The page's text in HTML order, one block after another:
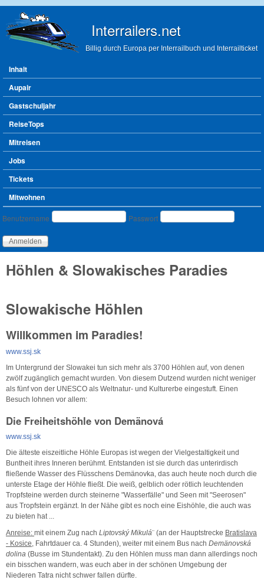
Interrailers.net
Billig durch Europa per Interrailbuch und Interrailticket
Hauptmenü
Inhalt
Aupair
Gastschuljahr
ReiseTops
Mitreisen
Jobs
Tickets
Mitwohnen
Benutzeranmeldung
Benutzername Passwort
Höhlen & Slowakisches Paradies
Slowakische Höhlen
Willkommen im Paradies!
www.ssj.sk
Im Untergrund der Slowakei tun sich mehr als 3700 Höhlen auf, von denen
zwölf zugänglich gemacht wurden. Von diesem Dutzend wurden nicht weniger
als fünf von der UNESCO als Weltnatur- und Kulturerbe eingestuft. Einen
Besuch lohnen vor allem:
Die Freiheitshöhle von Demänová
www.ssj.sk
Die älteste eiszeitliche Höhle Europas ist wegen der Vielgestaltigkeit und
Buntheit ihres Inneren berühmt. Entstanden ist sie durch das unterirdisch
fließende Wasser des Flüsschens Demänovka, das auch heute noch durch die
unterste Etage der Höhle fließt. Die weiß, gelblich oder rötlich leuchtenden
Tropfsteine werden durch steinerne "Wasserfälle" und Seen mit "Seerosen"
aus Tropfstein ergänzt. In der Nähe gibt es noch eine Eishöhle, die auch was
zu bieten hat ...
Anreise: mit einem Zug nach Liptovský Mikulá¨ (an der Hauptstrecke Bratislava
- Kosice, Fahrtdauer ca. 4 Stunden), weiter mit einem Bus nach Demänovská
dolina (Busse im Stundentakt). Zu den Höhlen muss man dann allerdings noch
ein bisschen wandern, was euch aber in der schönen Umgebung der
Niederen Tatra nicht schwer fallen dürfte.